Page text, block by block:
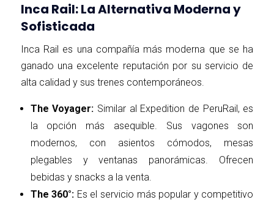
Inca Rail: La Alternativa Moderna y
Sofisticada
Inca Rail es una compañía más moderna que se ha
ganado una excelente reputación por su servicio de
alta calidad y sus trenes contemporáneos.
The Voyager: Similar al Expedition de PeruRail, es
la opción más asequible. Sus vagones son
modernos, con asientos cómodos, mesas
plegables y ventanas panorámicas. Ofrecen
bebidas y snacks a la venta.
The 360°: Es el servicio más popular y competitivo